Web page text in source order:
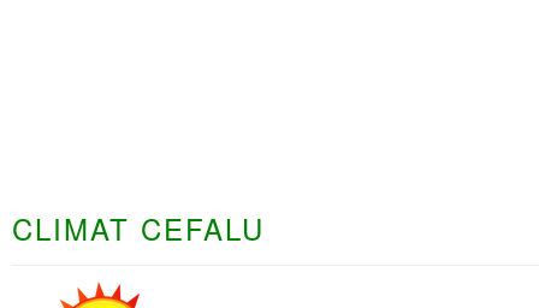
CLIMAT CEFALU